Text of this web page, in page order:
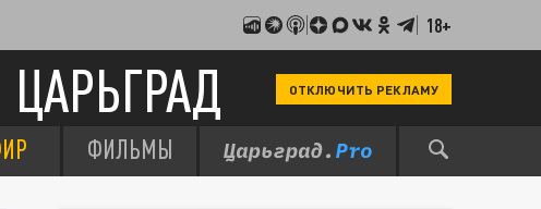
18+
ЦАРЬГРАД ОТКЛЮЧИТЬ РЕКЛАМУ
ФИЛЬМЫ